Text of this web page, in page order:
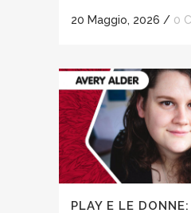
20 Maggio, 2026 / 0
PLAY E LE